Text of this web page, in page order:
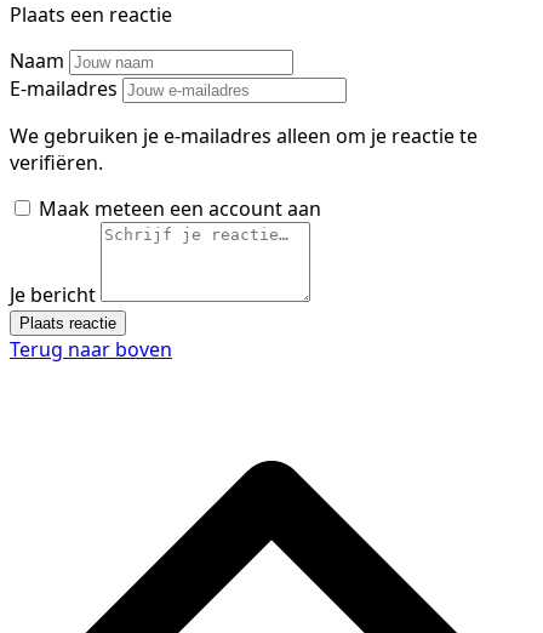
Plaats een reactie
Naam
E-mailadres
We gebruiken je e-mailadres alleen om je reactie te
verifiëren.
Maak meteen een account aan
Je bericht
Plaats reactie
Terug naar boven